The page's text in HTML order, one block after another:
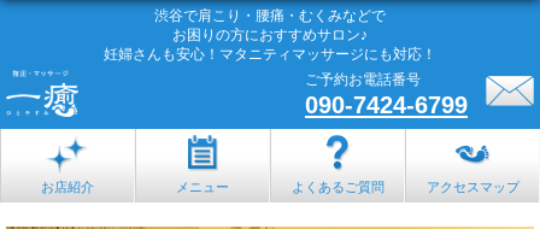
渋谷で肩こり・腰痛・むくみなどで
お困りの方におすすめサロン♪
妊婦さんも安心！マタニティマッサージにも対応！
ご予約お電話番号
090-7424-6799
お店紹介 メニュー よくあるご質問 アクセスマップ